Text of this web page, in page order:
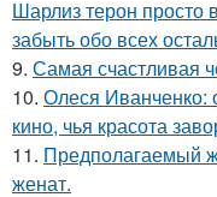
Шарлиз терон просто
забыть обо всех
9. Самая счастливая
10. Олеся Иванченко:
кино, чья красота
11. Предполагаемый
женат.